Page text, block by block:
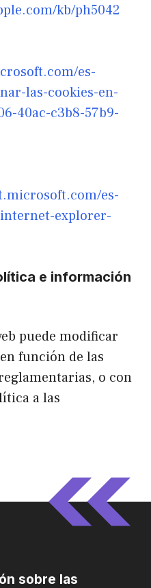
kb/ph5042
es-
las-cookies-en-
40ac-c3b8-57b9-
es-
explorer-
e información
puede modificar
función de las
o con
a las
sobre las